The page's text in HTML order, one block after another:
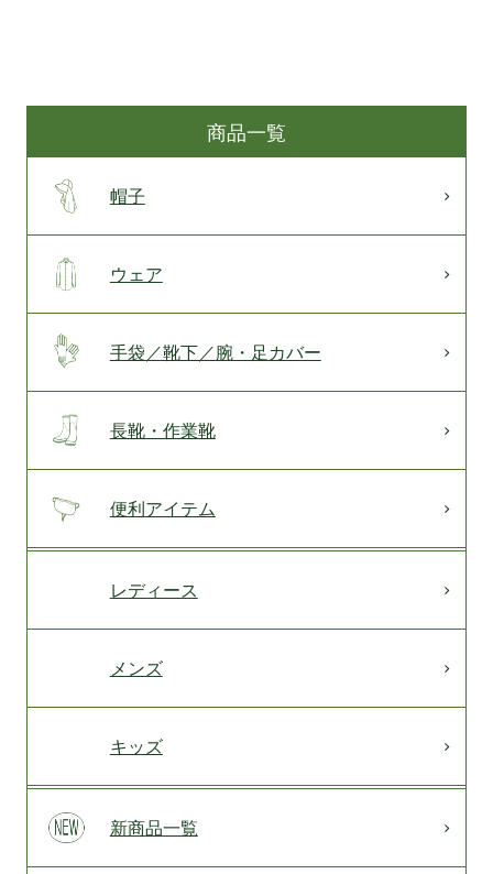
商品一覧
帽子
ウェア
手袋／靴下／腕・足カバー
長靴・作業靴
便利アイテム
レディース
メンズ
キッズ
新商品一覧